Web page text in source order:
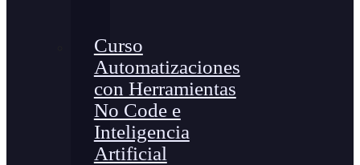
Curso
Automatizaciones
con Herramientas
No Code e
Inteligencia
Artificial